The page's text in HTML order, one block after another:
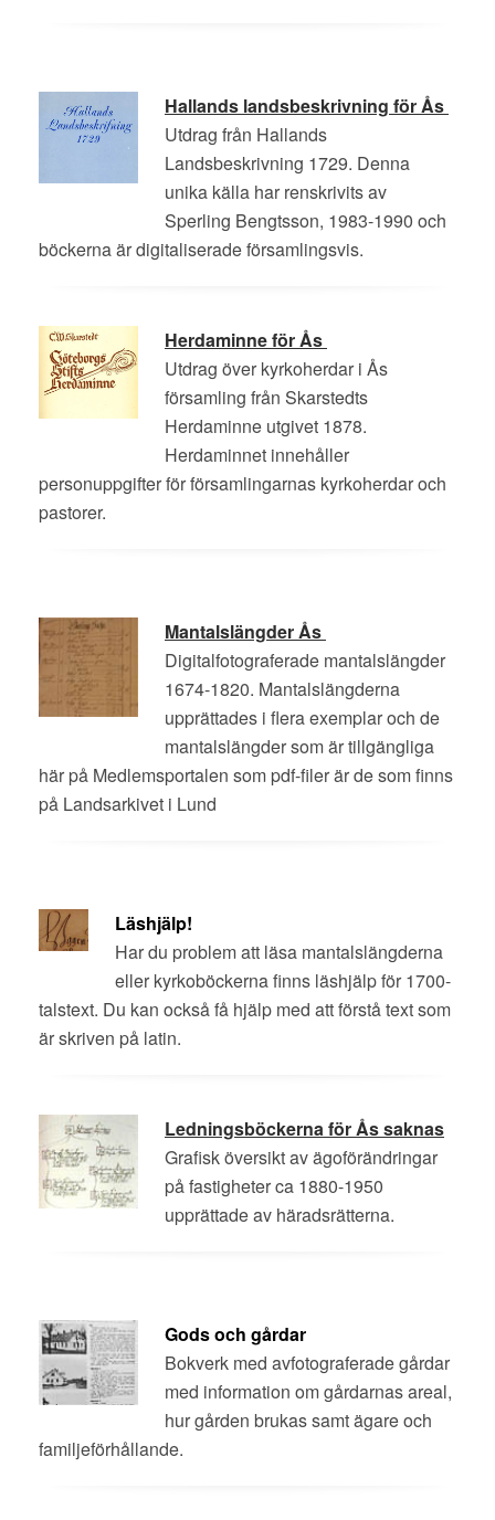
Hallands landsbeskrivning för Ås
Utdrag från Hallands
Landsbeskrivning 1729. Denna
unika källa har renskrivits av
Sperling Bengtsson, 1983-1990 och
böckerna är digitaliserade församlingsvis.
Herdaminne för Ås
Utdrag över kyrkoherdar i Ås
församling från Skarstedts
Herdaminne utgivet 1878.
Herdaminnet innehåller
personuppgifter för församlingarnas kyrkoherdar och
pastorer.
Mantalslängder Ås
Digitalfotograferade mantalslängder
1674-1820. Mantalslängderna
upprättades i flera exemplar och de
mantalslängder som är tillgängliga
här på Medlemsportalen som pdf-filer är de som finns
på Landsarkivet i Lund
Läshjälp!
Har du problem att läsa mantalslängderna
eller kyrkoböckerna finns läshjälp för 1700-
talstext. Du kan också få hjälp med att förstå text som
är skriven på latin.
Ledningsböckerna för Ås saknas
Grafisk översikt av ägoförändringar
på fastigheter ca 1880-1950
upprättade av häradsrätterna.
Gods och gårdar
Bokverk med avfotograferade gårdar
med information om gårdarnas areal,
hur gården brukas samt ägare och
familjeförhållande.